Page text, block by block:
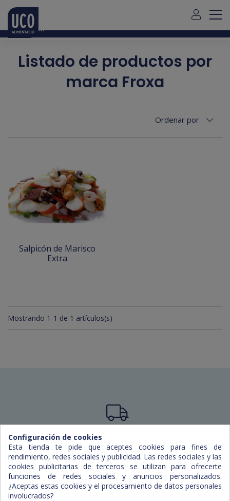
Para envío de pedidos fuera de Mallorca debe contactar con
Español
Listado de productos por
marca Froxa
Ordenar por
Salpicón de Marisco
Extra
Mostrando 1-1 de 1 artículos(s)
Capacidad de reparto
Actualmente trabajamos en Mallorca, Menorca e
Ibiza.
Configuración de cookies
Esta tienda te pide que aceptes cookies para fines de
rendimiento, redes sociales y publicidad. Las redes sociales y las
cookies publicitarias de terceros se utilizan para ofrecerte
funciones de redes sociales y anuncios personalizados.
¿Aceptas estas cookies y el procesamiento de datos personales
involucrados?